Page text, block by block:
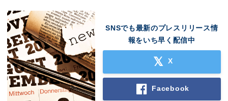
SNSでも最新のプレスリリース情
報をいち早く配信中
X
Facebook